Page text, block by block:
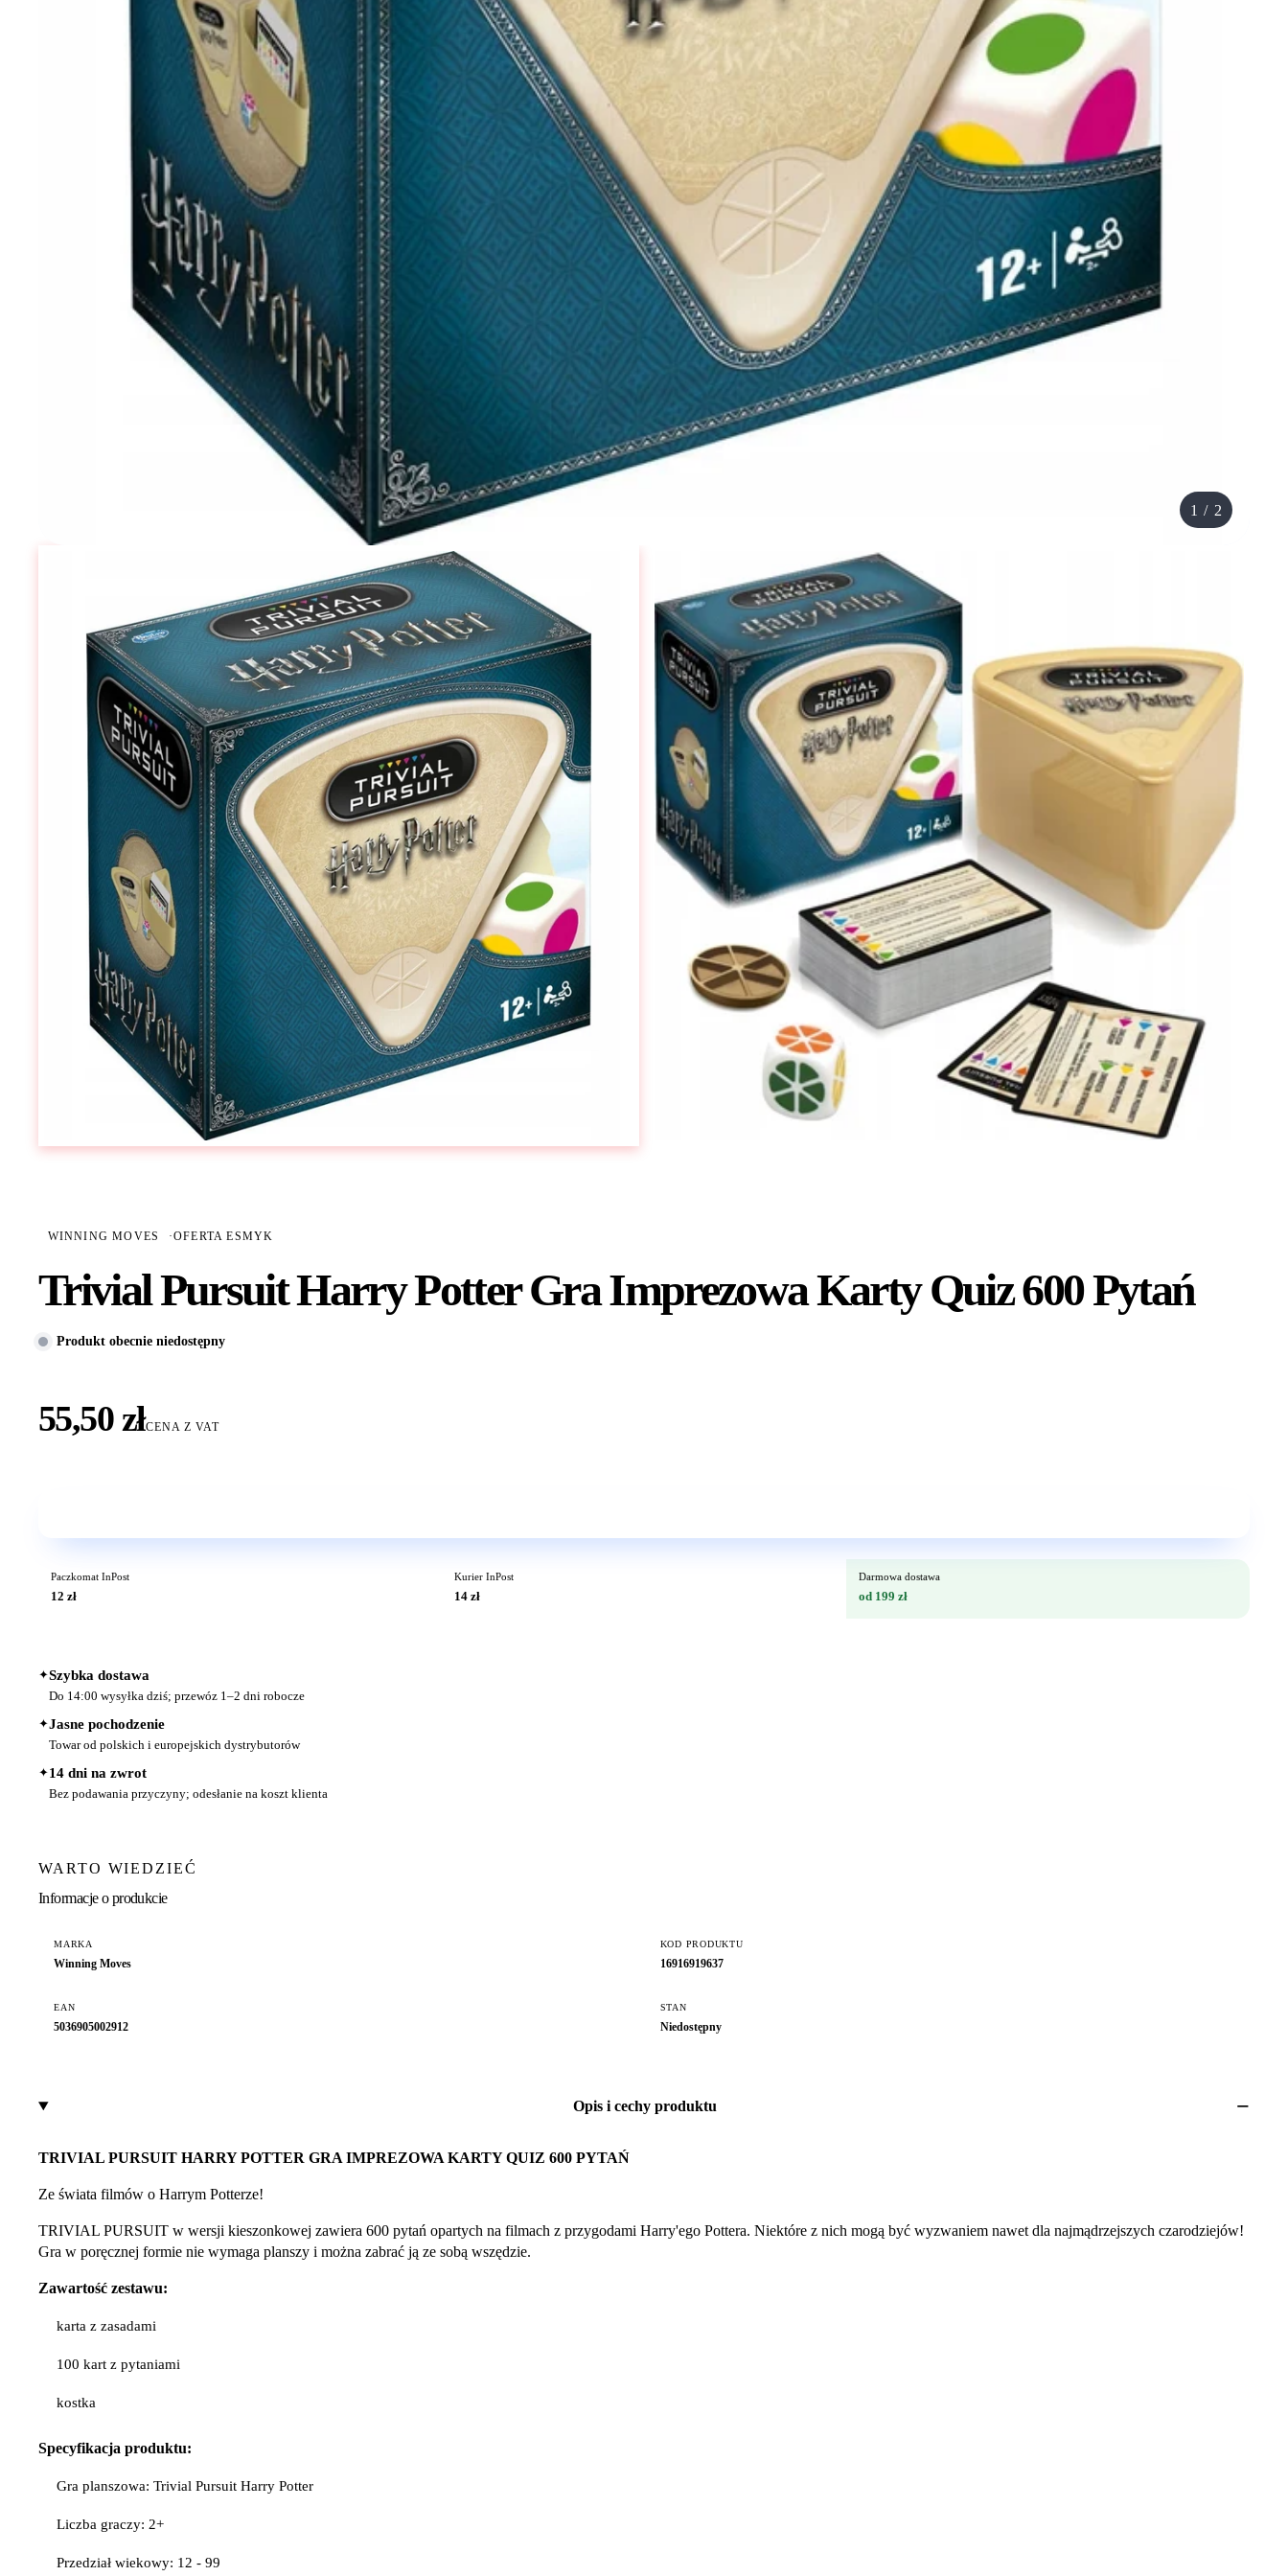
1 / 2
WINNING MOVES ·OFERTA ESMYK
Trivial Pursuit Harry Potter Gra Imprezowa Karty Quiz 600 Pytań
Produkt obecnie niedostępny
55,50 złCENA Z VAT
Paczkomat InPost
12 zł
Kurier InPost
14 zł
Darmowa dostawa
od 199 zł
✦Szybka dostawa
Do 14:00 wysyłka dziś; przewóz 1–2 dni robocze
✦Jasne pochodzenie
Towar od polskich i europejskich dystrybutorów
✦14 dni na zwrot
Bez podawania przyczyny; odesłanie na koszt klienta
WARTO WIEDZIEĆ
Informacje o produkcie
MARKA
Winning Moves
KOD PRODUKTU
16916919637
EAN
5036905002912
STAN
Niedostępny
Opis i cechy produktu
TRIVIAL PURSUIT HARRY POTTER GRA IMPREZOWA KARTY QUIZ 600 PYTAŃ
Ze świata filmów o Harrym Potterze!
TRIVIAL PURSUIT w wersji kieszonkowej zawiera 600 pytań opartych na filmach z przygodami Harry'ego Pottera. Niektóre z nich mogą być wyzwaniem nawet dla najmądrzejszych czarodziejów!
Gra w poręcznej formie nie wymaga planszy i można zabrać ją ze sobą wszędzie.
Zawartość zestawu:
karta z zasadami
100 kart z pytaniami
kostka
Specyfikacja produktu:
Gra planszowa: Trivial Pursuit Harry Potter
Liczba graczy: 2+
Przedział wiekowy: 12 - 99